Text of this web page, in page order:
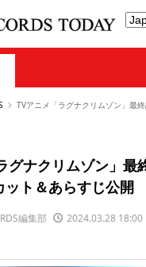
TVアニメ「ラグナクリムゾン」最
グナクリムゾン」最
ット＆あらすじ公開
編集部 2024.03.28 18:00